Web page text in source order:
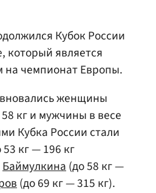
Кубок России
который является
на чемпионат Европы.
женщины
кг и мужчины в весе
Кубка России стали
53 кг — 196 кг
Баймулкина(до 58 кг —
(до 69 кг — 315 кг).